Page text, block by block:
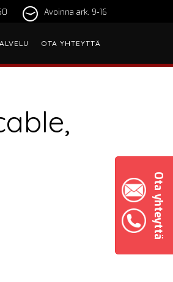
Ota yhteyttä
Avoinna ark. 9-16
OTA YHTEYTTÄ